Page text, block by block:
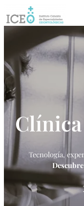
Tecnología,